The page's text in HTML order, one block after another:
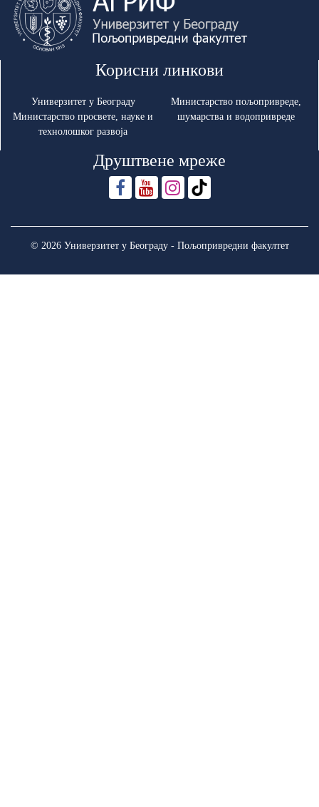
Корисни линкови
Универзитет у Београду
Министарство просвете, науке и
технолошког развоја
Министарство пољопривреде,
шумарства и водопривреде
Друштвене мреже
© 2026 Универзитет у Београду - Пољопривредни факултет